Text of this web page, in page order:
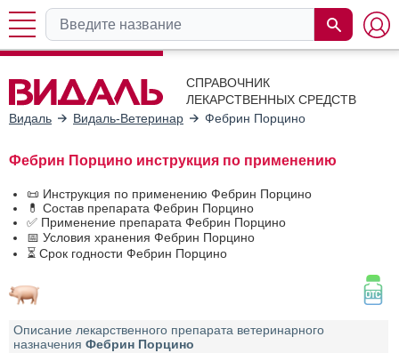
СПРАВОЧНИК
ЛЕКАРСТВЕННЫХ СРЕДСТВ
Видаль
Видаль-Ветеринар Фебрин Порцино
Фебрин Порцино инструкция по применению
📜 Инструкция по применению Фебрин Порцино
💊 Состав препарата Фебрин Порцино
✅ Применение препарата Фебрин Порцино
📅 Условия хранения Фебрин Порцино
⏳ Срок годности Фебрин Порцино
Описание лекарственного препарата ветеринарного
назначения Фебрин Порцино